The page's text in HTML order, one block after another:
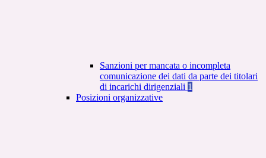
Sanzioni per mancata o incompleta
comunicazione dei dati da parte dei titolari
di incarichi dirigenziali 1
Posizioni organizzative